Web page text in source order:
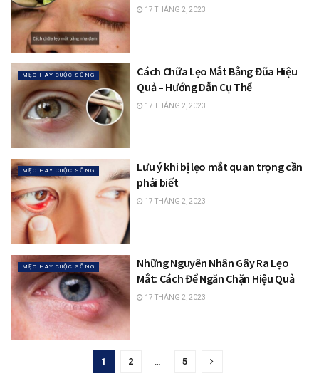
17 THÁNG 2, 2023
MẸO HAY CUỘC SỐNG
Cách Chữa Lẹo Mắt Bằng Đũa Hiệu
Quả – Hướng Dẫn Cụ Thể
17 THÁNG 2, 2023
MẸO HAY CUỘC SỐNG
Lưu ý khi bị lẹo mắt quan trọng cần
phải biết
17 THÁNG 2, 2023
MẸO HAY CUỘC SỐNG
Những Nguyên Nhân Gây Ra Lẹo
Mắt: Cách Để Ngăn Chặn Hiệu Quả
17 THÁNG 2, 2023
1 2 … 5